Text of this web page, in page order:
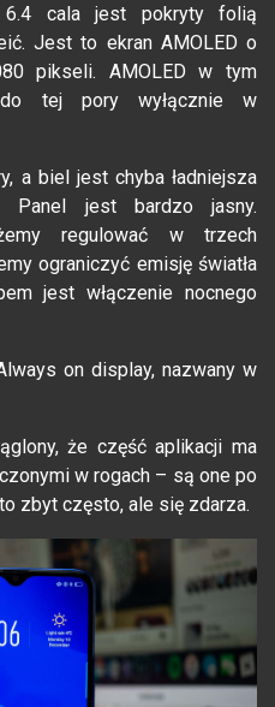
6.4 cala jest pokryty folią
Jest to ekran AMOLED o
pikseli. AMOLED w tym
do tej pory wyłącznie w
a biel jest chyba ładniejsza
Panel jest bardzo jasny.
regulować w trzech
ograniczyć emisję światła
jest włączenie nocnego
on display, nazwany w
że część aplikacji ma
w rogach – są one po
zbyt często, ale się zdarza.